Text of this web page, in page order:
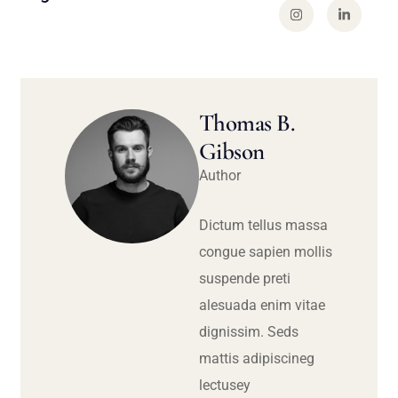
Thomas B.
Gibson
Author
Dictum tellus massa
congue sapien mollis
suspende preti
alesuada enim vitae
dignissim. Seds
mattis adipiscineg
lectusey